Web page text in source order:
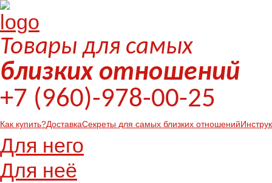
Товары для самых
близких отношений
+7 (960)-978-00-25
Как купить?ДоставкаСекреты для самых близких отношений
Для него
Для неё